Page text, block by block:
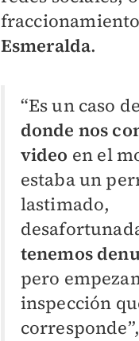
fraccionamiento
Esmeralda.
“Es un caso
donde nos
video en el
estaba un
lastimado,
tenemos
pero
inspección